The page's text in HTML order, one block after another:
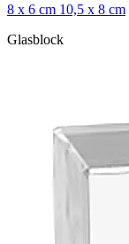
8 x 6 cm 10,5 x 8 cm
Glasblock